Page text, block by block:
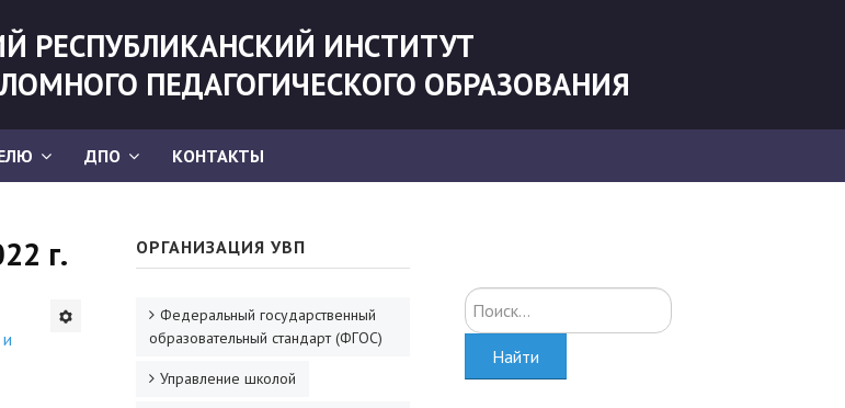
РЕСПУБЛИКАНСКИЙ ИНСТИТУТ
ПЕДАГОГИЧЕСКОГО ОБРАЗОВАНИЯ
ДПО КОНТАКТЫ
г. ОРГАНИЗАЦИЯ УВП
Федеральный государственный
образовательный стандарт (ФГОС)
Управление школой
Искать...
Найти